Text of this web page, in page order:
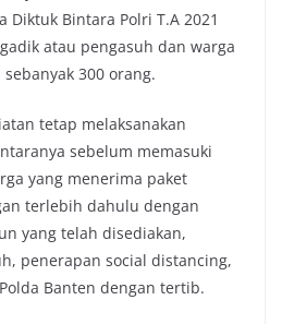
Bintara Polri T.A 2021
atau pengasuh dan warga
300 orang.
tetap melaksanakan
sebelum memasuki
yang menerima paket
terlebih dahulu dengan
yang telah disediakan,
penerapan social distancing,
Banten dengan tertib.